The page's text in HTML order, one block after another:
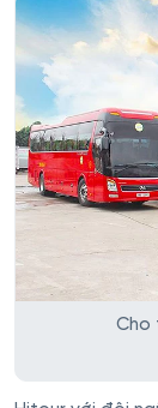
Cho